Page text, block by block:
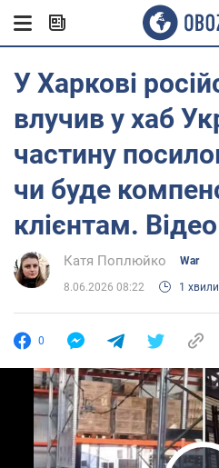
У Харкові
влучив у хаб
частину
чи буде
клієнтам. Відео
Катя Поплюйко War
8.06.2026 08:22 1
0